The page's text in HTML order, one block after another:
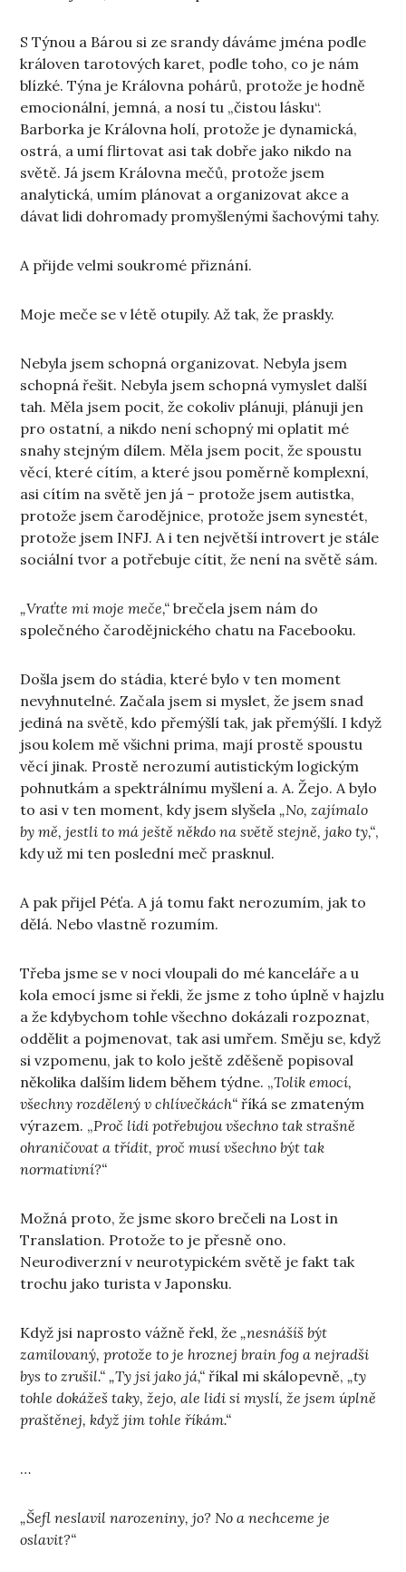
S Týnou a Bárou si ze srandy dáváme jména podle
královen tarotových karet, podle toho, co je nám
blízké. Týna je Královna pohárů, protože je hodně
emocionální, jemná, a nosí tu „čistou lásku“.
Barborka je Královna holí, protože je dynamická,
ostrá, a umí flirtovat asi tak dobře jako nikdo na
světě. Já jsem Královna mečů, protože jsem
analytická, umím plánovat a organizovat akce a
dávat lidi dohromady promyšlenými šachovými tahy.
A přijde velmi soukromé přiznání.
Moje meče se v létě otupily. Až tak, že praskly.
Nebyla jsem schopná organizovat. Nebyla jsem
schopná řešit. Nebyla jsem schopná vymyslet další
tah. Měla jsem pocit, že cokoliv plánuji, plánuji jen
pro ostatní, a nikdo není schopný mi oplatit mé
snahy stejným dílem. Měla jsem pocit, že spoustu
věcí, které cítím, a které jsou poměrně komplexní,
asi cítím na světě jen já – protože jsem autistka,
protože jsem čarodějnice, protože jsem synestét,
protože jsem INFJ. A i ten největší introvert je stále
sociální tvor a potřebuje cítit, že není na světě sám.
„Vraťte mi moje meče,“brečela jsem nám do
společného čarodějnického chatu na Facebooku.
Došla jsem do stádia, které bylo v ten moment
nevyhnutelné. Začala jsem si myslet, že jsem snad
jediná na světě, kdo přemýšlí tak, jak přemýšlí. I když
jsou kolem mě všichni prima, mají prostě spoustu
věcí jinak. Prostě nerozumí autistickým logickým
pohnutkám a spektrálnímu myšlení a. A. Žejo. A bylo
to asi v ten moment, kdy jsem slyšela„No, zajímalo
by mě, jestli to má ještě někdo na světě stejně, jako ty,“,
kdy už mi ten poslední meč prasknul.
A pak přijel Péťa. A já tomu fakt nerozumím, jak to
dělá. Nebo vlastně rozumím.
Třeba jsme se v noci vloupali do mé kanceláře a u
kola emocí jsme si řekli, že jsme z toho úplně v hajzlu
a že kdybychom tohle všechno dokázali rozpoznat,
oddělit a pojmenovat, tak asi umřem. Směju se, když
si vzpomenu, jak to kolo ještě zděšeně popisoval
několika dalším lidem během týdne. „Tolik emocí,
všechny rozdělený v chlívečkách“ říká se zmateným
výrazem. „Proč lidi potřebujou všechno tak strašně
ohraničovat a třídit, proč musí všechno být tak
normativní?“
Možná proto, že jsme skoro brečeli na Lost in
Translation. Protože to je přesně ono.
Neurodiverzní v neurotypickém světě je fakt tak
trochu jako turista v Japonsku.
Když jsi naprosto vážně řekl, že „nesnášíš být
zamilovaný, protože to je hroznej brain fog a nejradši
bys to zrušil.“ „Ty jsi jako já,“ říkal mi skálopevně,„ty
tohle dokážeš taky, žejo, ale lidi si myslí, že jsem úplně
praštěnej, když jim tohle říkám.“
…
„Šefl neslavil narozeniny, jo? No a nechceme je
oslavit?“